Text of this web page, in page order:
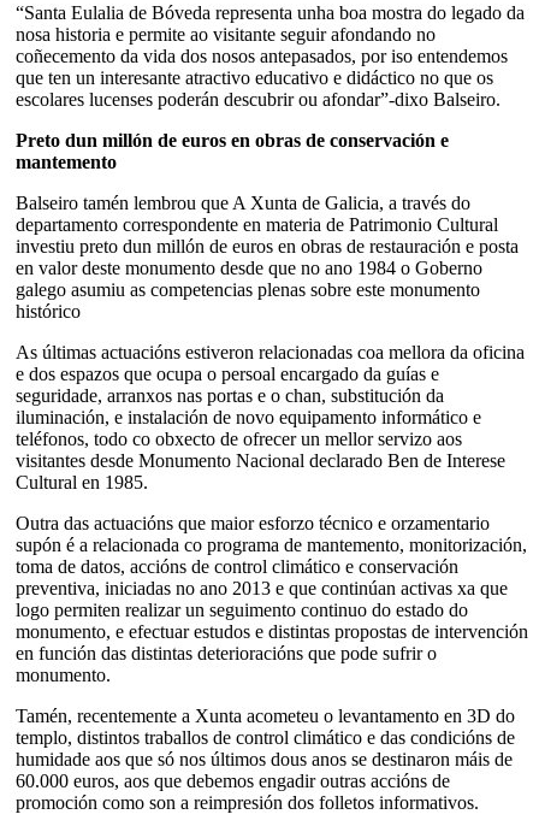
“Santa Eulalia de Bóveda representa unha boa mostra do legado da
nosa historia e permite ao visitante seguir afondando no
coñecemento da vida dos nosos antepasados, por iso entendemos
que ten un interesante atractivo educativo e didáctico no que os
escolares lucenses poderán descubrir ou afondar”-dixo Balseiro.
Preto dun millón de euros en obras de conservación e
mantemento
Balseiro tamén lembrou que A Xunta de Galicia, a través do
departamento correspondente en materia de Patrimonio Cultural
investiu preto dun millón de euros en obras de restauración e posta
en valor deste monumento desde que no ano 1984 o Goberno
galego asumiu as competencias plenas sobre este monumento
histórico
As últimas actuacións estiveron relacionadas coa mellora da oficina
e dos espazos que ocupa o persoal encargado da guías e
seguridade, arranxos nas portas e o chan, substitución da
iluminación, e instalación de novo equipamento informático e
teléfonos, todo co obxecto de ofrecer un mellor servizo aos
visitantes desde Monumento Nacional declarado Ben de Interese
Cultural en 1985.
Outra das actuacións que maior esforzo técnico e orzamentario
supón é a relacionada co programa de mantemento, monitorización,
toma de datos, accións de control climático e conservación
preventiva, iniciadas no ano 2013 e que continúan activas xa que
logo permiten realizar un seguimento continuo do estado do
monumento, e efectuar estudos e distintas propostas de intervención
en función das distintas deterioracións que pode sufrir o
monumento.
Tamén, recentemente a Xunta acometeu o levantamento en 3D do
templo, distintos traballos de control climático e das condicións de
humidade aos que só nos últimos dous anos se destinaron máis de
60.000 euros, aos que debemos engadir outras accións de
promoción como son a reimpresión dos folletos informativos.